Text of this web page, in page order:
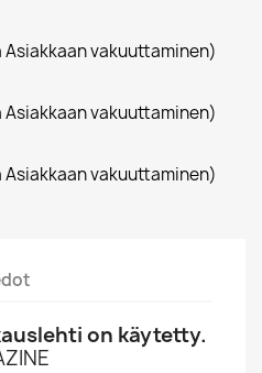
vakuuttaminen)
vakuuttaminen)
vakuuttaminen)
on käytetty.